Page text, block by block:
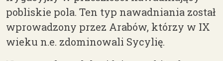
pobliskie pola. Ten typ nawadniania został
wprowadzony przez Arabów, którzy w IX
wieku n.e. zdominowali Sycylię.